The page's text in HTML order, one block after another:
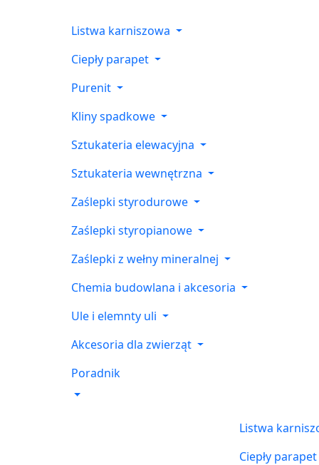
Listwa karniszowa
Ciepły parapet
Purenit
Kliny spadkowe
Sztukateria elewacyjna
Sztukateria wewnętrzna
Zaślepki styrodurowe
Zaślepki styropianowe
Zaślepki z wełny mineralnej
Chemia budowlana i akcesoria
Ule i elemnty uli
Akcesoria dla zwierząt
Poradnik
Listwa
Ciepły parapet